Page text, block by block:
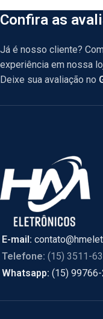
Confira as
Já é nosso cliente?
experiência em nossa
Deixe sua avaliação no
E-mail:
Telefone: (15) 3511-
Whatsapp: (15)